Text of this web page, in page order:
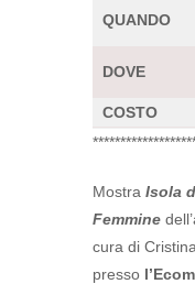
QUANDO
DOVE
COSTO
Mostra Isola
Femmine
cura di
presso